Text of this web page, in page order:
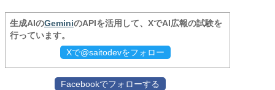
生成AIのGeminiのAPIを活用して、XでAI広報の試験を
行っています。
Xで@saitodevをフォロー
Facebookでフォローする